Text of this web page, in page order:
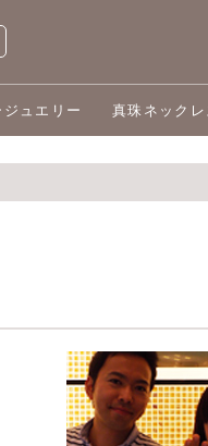
ュエリー 真珠ネックレ